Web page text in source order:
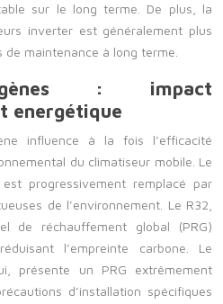
sur le long terme. De plus, la
inverter est généralement plus
maintenance à long terme.
: impact
energétique
influence à la fois l’efficacité
du climatiseur mobile. Le
progressivement remplacé par
de l’environnement. Le R32,
de réchauffement global (PRG)
l’empreinte carbone. Le
présente un PRG extrêmement
d’installation spécifiques